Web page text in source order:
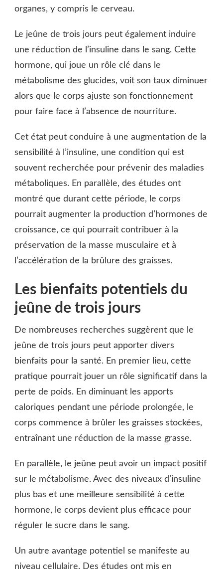
organes, y compris le cerveau.
Le jeûne de trois jours peut également induire
une réduction de l’insuline dans le sang. Cette
hormone, qui joue un rôle clé dans le
métabolisme des glucides, voit son taux diminuer
alors que le corps ajuste son fonctionnement
pour faire face à l’absence de nourriture.
Cet état peut conduire à une augmentation de la
sensibilité à l’insuline, une condition qui est
souvent recherchée pour prévenir des maladies
métaboliques. En parallèle, des études ont
montré que durant cette période, le corps
pourrait augmenter la production d’hormones de
croissance, ce qui pourrait contribuer à la
préservation de la masse musculaire et à
l’accélération de la brûlure des graisses.
Les bienfaits potentiels du
jeûne de trois jours
De nombreuses recherches suggèrent que le
jeûne de trois jours peut apporter divers
bienfaits pour la santé. En premier lieu, cette
pratique pourrait jouer un rôle significatif dans la
perte de poids. En diminuant les apports
caloriques pendant une période prolongée, le
corps commence à brûler les graisses stockées,
entraînant une réduction de la masse grasse.
En parallèle, le jeûne peut avoir un impact positif
sur le métabolisme. Avec des niveaux d’insuline
plus bas et une meilleure sensibilité à cette
hormone, le corps devient plus efficace pour
réguler le sucre dans le sang.
Un autre avantage potentiel se manifeste au
niveau cellulaire. Des études ont mis en